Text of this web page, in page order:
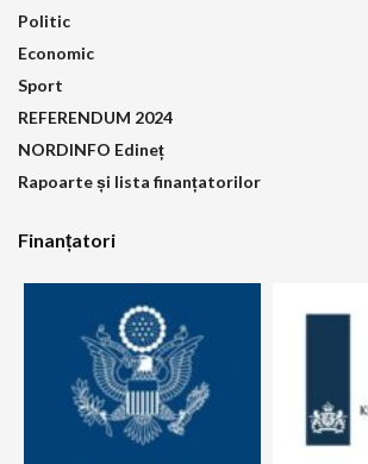
Politic
Economic
Sport
REFERENDUM 2024
NORDINFO Edineț
Rapoarte și lista finanțatorilor
Finanțatori